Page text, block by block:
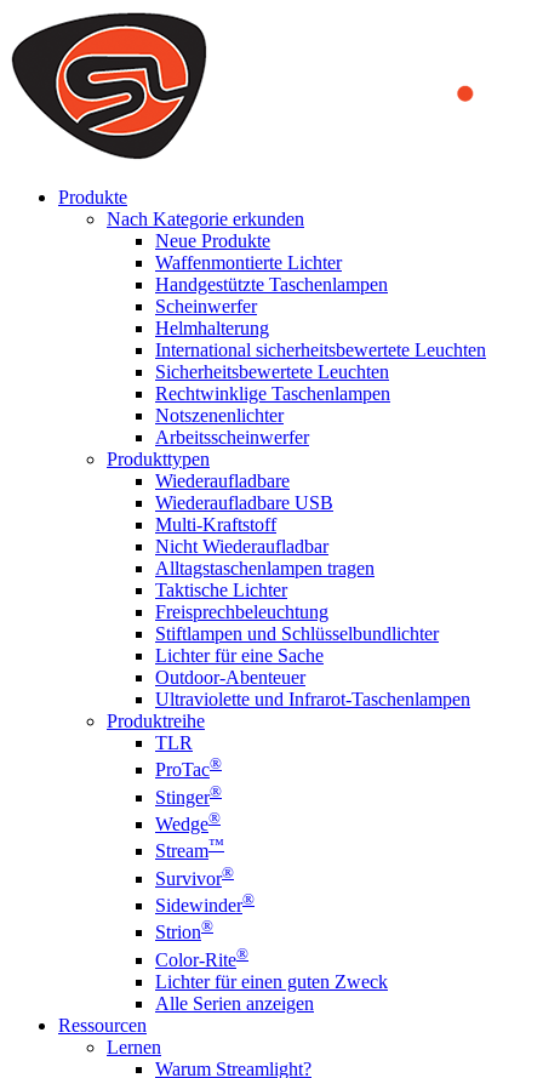
We use cookies to ensure that we provide you the best experience
on our website. By continuing to browse this website, you accept
that cookies are used to help us analyze how the website is used and
to offer you a better experience. To learn more or to find out how
you can disable cookies, you can access our
Produkte
Nach Kategorie erkunden
Neue Produkte
Waffenmontierte Lichter
Handgestützte Taschenlampen
Scheinwerfer
Helmhalterung
International sicherheitsbewertete Leuchten
Sicherheitsbewertete Leuchten
Rechtwinklige Taschenlampen
Notszenenlichter
Arbeitsscheinwerfer
Produkttypen
Wiederaufladbare
Wiederaufladbare USB
Multi-Kraftstoff
Nicht Wiederaufladbar
Alltagstaschenlampen tragen
Taktische Lichter
Freisprechbeleuchtung
Stiftlampen und Schlüsselbundlichter
Lichter für eine Sache
Outdoor-Abenteuer
Ultraviolette und Infrarot-Taschenlampen
Produktreihe
TLR
ProTac®
Stinger®
Wedge®
Stream™
Survivor®
Sidewinder®
Strion®
Color-Rite®
Lichter für einen guten Zweck
Alle Serien anzeigen
Ressourcen
Lernen
Warum Streamlight?